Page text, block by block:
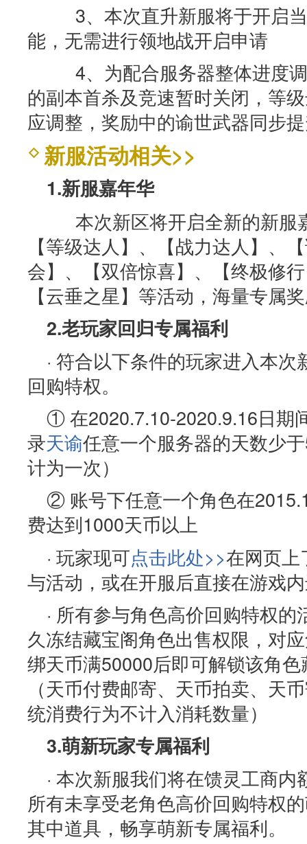
3、本次直升新服将于开启
能，无需进行领地战开启申请
4、为配合服务器整体进度
的副本首杀及竞速暂时关闭，等
应调整，奖励中的谕世武器同步
新服活动相关>>
1.新服嘉年华
本次新区将开启全新的新服
【等级达人】、【战力达人】、
会】、【双倍惊喜】、【终极修
【云垂之星】等活动，海量专属
2.老玩家回归专属福利
· 符合以下条件的玩家进入本
回购特权。
① 在2020.7.10-2020.9.16日期
录天谕任意一个服务器的天数少
计为一次）
② 账号下任意一个角色在
费达到1000天币以上
· 玩家现可点击此处>>在网页上
与活动，或在开服后直接在游戏
· 所有参与角色高价回购特权
久冻结藏宝阁角色出售权限，对
绑天币满50000后即可解锁该角
（天币付费邮寄、天币拍卖、天
统消费行为不计入消耗数量）
3.萌新玩家专属福利
· 本次新服我们将在馈灵工商
所有未享受老角色高价回购特权
其中道具，畅享萌新专属福利。